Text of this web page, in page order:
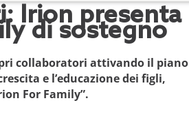
Irion presenta
di sostegno
collaboratori attivando il piano
e l’educazione dei figli,
For Family”.